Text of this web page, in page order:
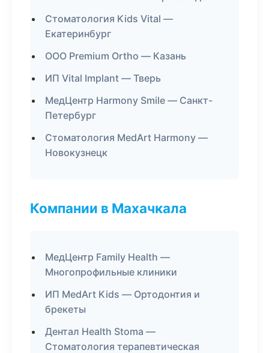
Стоматология Kids Vital —
Екатеринбург
ООО Premium Ortho — Казань
ИП Vital Implant — Тверь
МедЦентр Harmony Smile — Санкт-
Петербург
Стоматология MedArt Harmony —
Новокузнецк
Компании в Махачкала
МедЦентр Family Health —
Многопрофильные клиники
ИП MedArt Kids — Ортодонтия и
брекеты
Дентал Health Stoma —
Стоматология терапевтическая